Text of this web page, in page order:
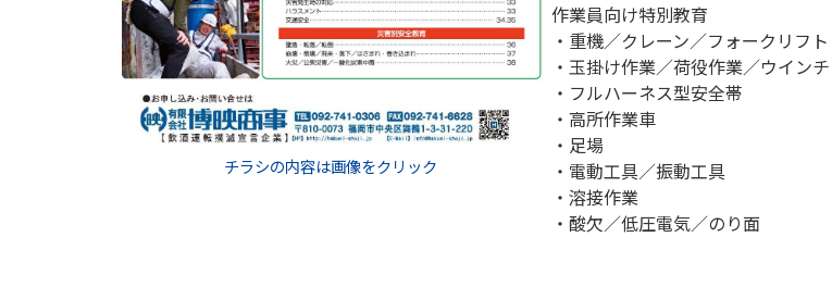
チラシの内容は画像をクリック
作業員向け特別教育
・重機／クレーン／フォークリフト
・玉掛け作業／荷役作業／ウインチ
・フルハーネス型安全帯
・高所作業車
・足場
・電動工具／振動工具
・溶接作業
・酸欠／低圧電気／のり面